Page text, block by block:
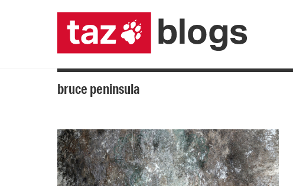
bruce peninsula